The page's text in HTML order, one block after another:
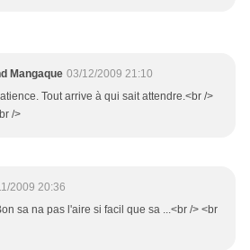
Mangaque 03/12/2009 21:10
Tout arrive à qui sait attendre.<br />
/>
2009 20:36
sa na pas l'aire si facil que sa ...<br /> <br